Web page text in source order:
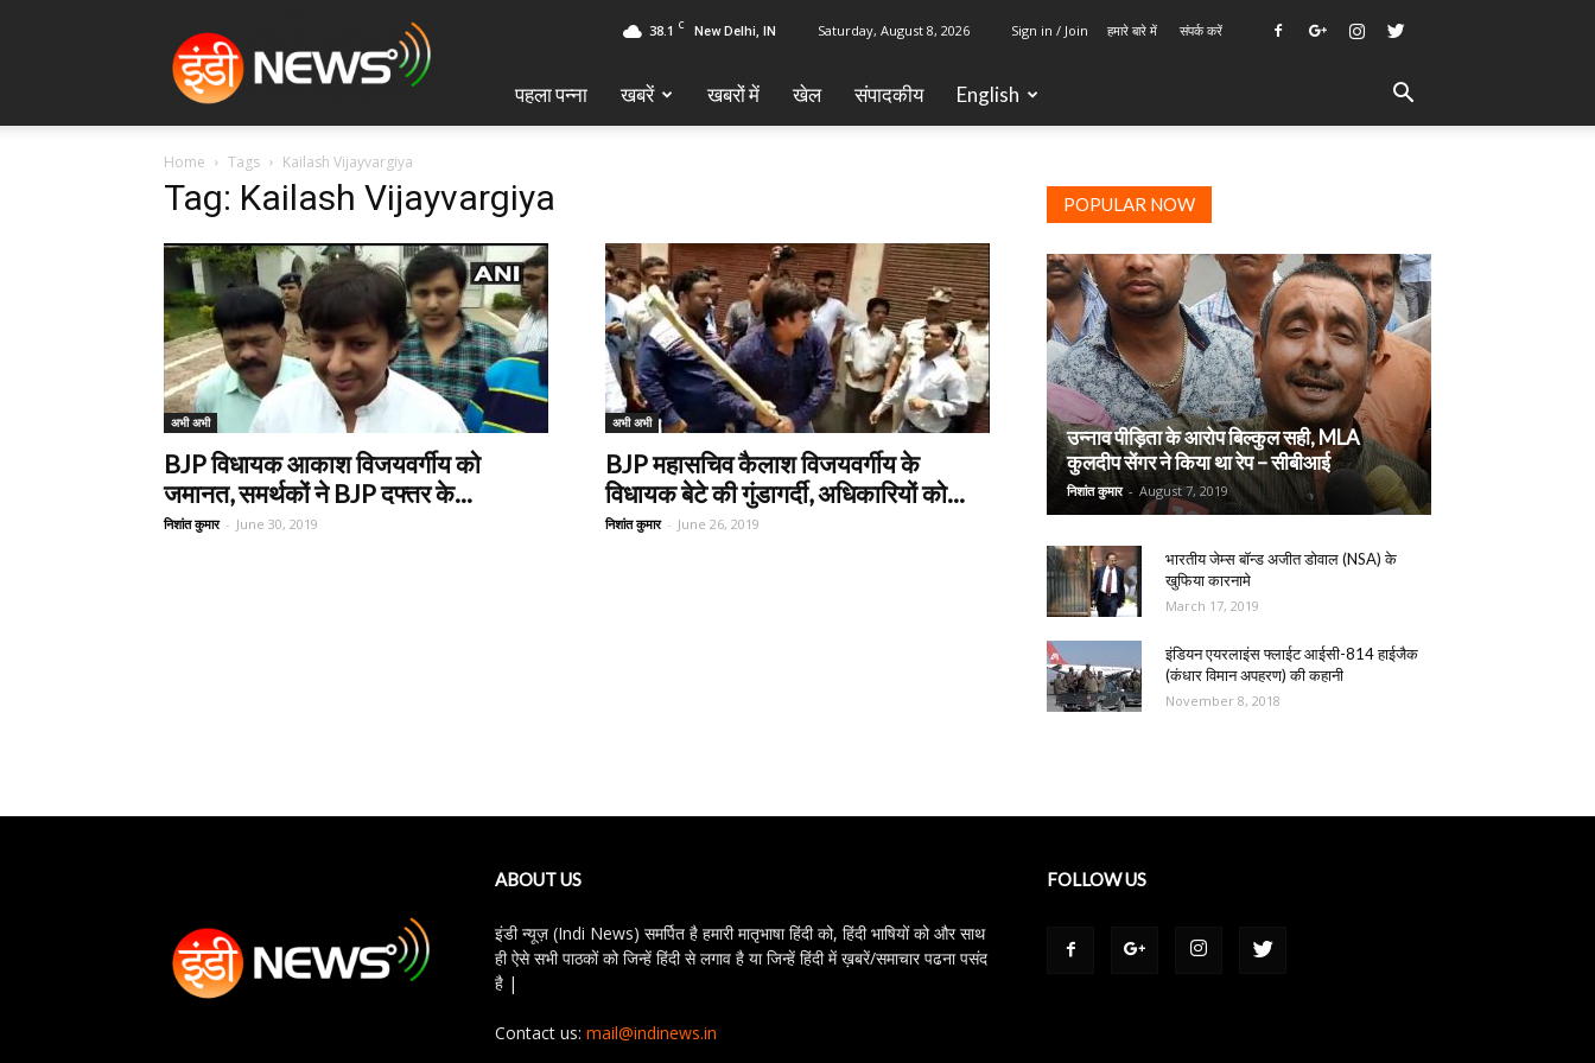
38.1 C New Delhi, IN Saturday, August 8, 2026 Sign in / Join हमारे बारे में संपर्क करें
पहला पन्ना खबरें खबरों में खेल ‎संपादकीय English
Home Tags Kailash Vijayvargiya
Tag: Kailash Vijayvargiya
अभी अभी
BJP विधायक आकाश विजयवर्गीय को
जमानत, समर्थकों ने BJP दफ्तर के...
निशांत कुमार - June 30, 2019
अभी अभी
BJP महासचिव कैलाश विजयवर्गीय के
विधायक बेटे की गुंडागर्दी, अधिकारियों को...
निशांत कुमार - June 26, 2019
POPULAR NOW
उन्नाव पीड़िता के आरोप बिल्कुल सही, MLA
कुलदीप सेंगर ने किया था रेप – सीबीआई
निशांत कुमार - August 7, 2019
भारतीय जेम्स बॉन्ड अजीत डोवाल (NSA) के
खुफिया कारनामे
March 17, 2019
इंडियन एयरलाइंस फ्लाईट आईसी-814 हाईजैक
(कंधार विमान अपहरण) की कहानी
November 8, 2018
ABOUT US
इंडी न्यूज़ (Indi News) समर्पित है हमारी मातृभाषा हिंदी को, हिंदी भाषियों को और साथ
ही ऐसे सभी पाठकों को जिन्हें हिंदी से लगाव है या जिन्हें हिंदी में ख़बरें/समाचार पढना पसंद
है |
Contact us: mail@indinews.in
FOLLOW US